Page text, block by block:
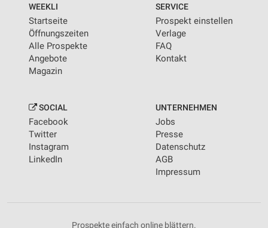
WEEKLI
Startseite
Öffnungszeiten
Alle Prospekte
Angebote
Magazin
SERVICE
Prospekt einstellen
Verlage
FAQ
Kontakt
SOCIAL
Facebook
Twitter
Instagram
LinkedIn
UNTERNEHMEN
Jobs
Presse
Datenschutz
AGB
Impressum
Prospekte einfach online blättern.